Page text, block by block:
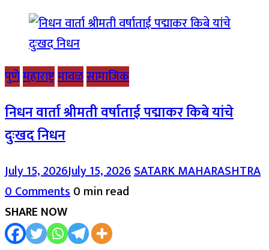
पुणेमहाराष्ट्रमावळसामाजिक
निधन वार्ता श्रीमती वर्षाताई पद्माकर किबे यांचे
दुःखद निधन
July 15, 2026July 15, 2026SATARK MAHARASHTRA
0 Comments0 min read
SHARE NOW